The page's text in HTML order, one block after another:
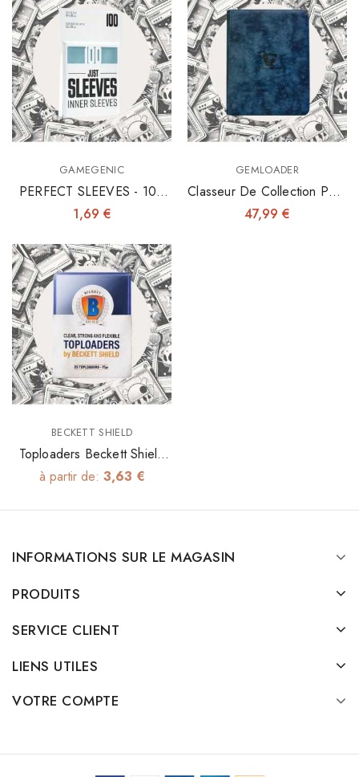
GAMEGENIC
PERFECT SLEEVES - 100
INNER SLEEVES 64X89
1,69 €
GEMLOADER
Classeur De Collection Pour
Toploaders 3"x4"
47,99 €
BECKETT SHIELD
Toploaders Beckett Shield
35pt
à partir de: 3,63 €
INFORMATIONS SUR LE MAGASIN
PRODUITS
SERVICE CLIENT
LIENS UTILES
VOTRE COMPTE